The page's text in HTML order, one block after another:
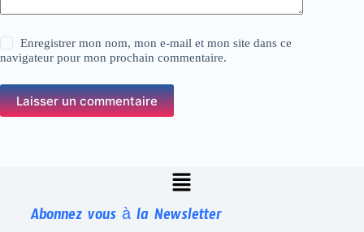
Enregistrer mon nom, mon e-mail et mon site dans ce
navigateur pour mon prochain commentaire.
Laisser un commentaire
Abonnez vous à la Newsletter